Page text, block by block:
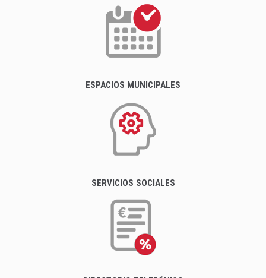
ESPACIOS MUNICIPALES
SERVICIOS SOCIALES